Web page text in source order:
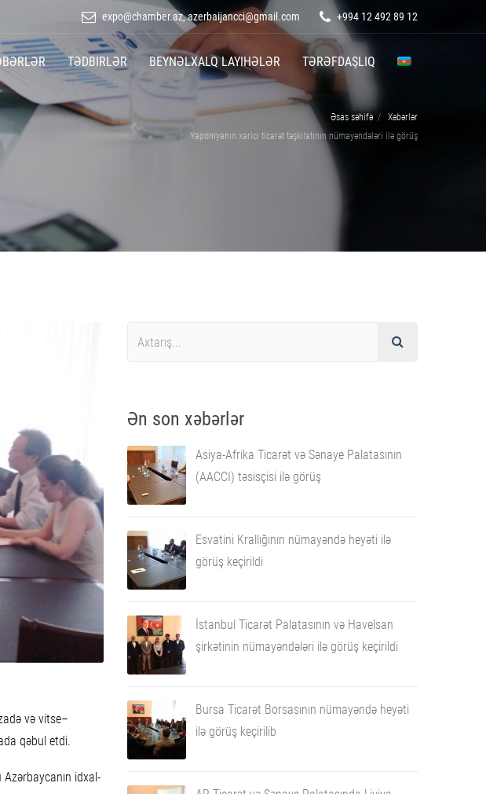
expo@chamber.az, azerbaijancci@gmail.com +994 12 492 89 12
TƏDBIRLƏR BEYNƏLXALQ LAYIHƏLƏR TƏRƏFDAŞLIQ
Əsas səhifə
Xəbərlər
Yaponiyanın xarici ticarət təşkilatının nümayəndələri ilə görüş
və vitse–
qəbul etdi.
idxal-
Ən son xəbərlər
Asiya-Afrika Ticarət və Sənaye Palatasının
(AACCI) təsisçisi ilə görüş
Esvatini Krallığının nümayəndə heyəti ilə
görüş keçirildi
İstanbul Ticarət Palatasının və Havelsan
şirkətinin nümayəndələri ilə görüş keçirildi
Bursa Ticarət Borsasının nümayəndə heyəti
ilə görüş keçirilib